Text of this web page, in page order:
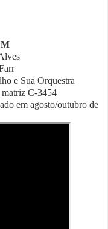
e Sua Orquestra
C-3454
em agosto/outubro de